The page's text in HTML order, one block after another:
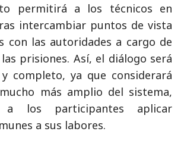
permitirá a los técnicos en
intercambiar puntos de vista
con las autoridades a cargo de
prisiones. Así, el diálogo será
completo, ya que considerará
más amplio del sistema,
a los participantes aplicar
a sus labores.